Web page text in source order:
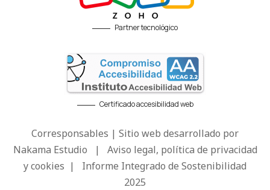
Partner tecnológico
Certificado accesibilidad web
Corresponsables | Sitio web desarrollado por
Nakama Estudio | Aviso legal, política de privacidad
y cookies | Informe Integrado de Sostenibilidad
2025